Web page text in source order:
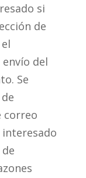
si
de
del
Se
correo